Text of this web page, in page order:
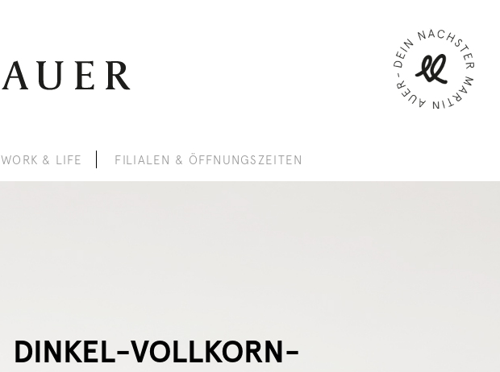
WORK & LIFE FILIALEN & ÖFFNUNGSZEITEN
DINKEL-VOLLKORN-